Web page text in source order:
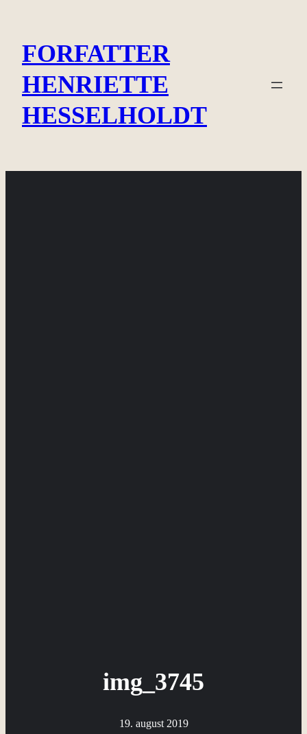
indhold
FORFATTER
HENRIETTE
HESSELHOLDT
img_3745
19. august 2019